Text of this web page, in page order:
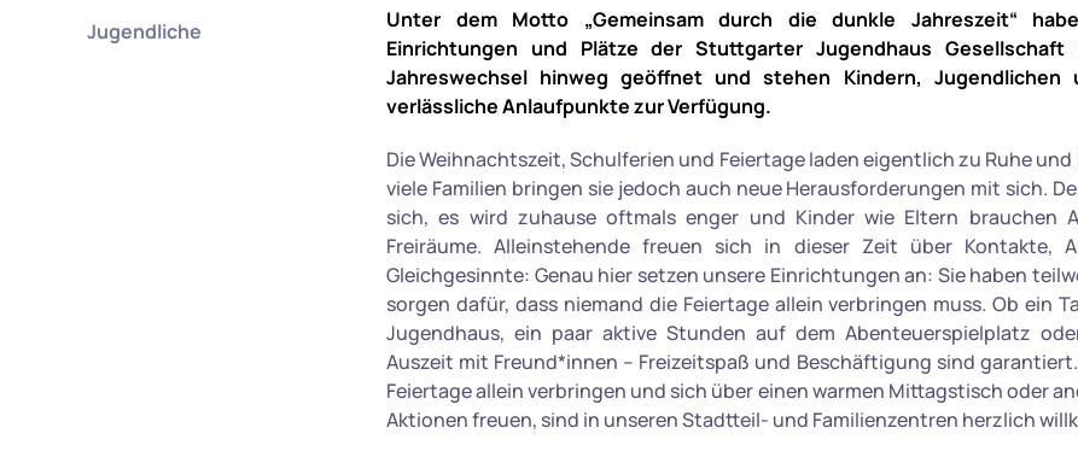
Jugendliche
Unter dem Motto „Gemeinsam durch die dunkle Jahreszeit“
Einrichtungen und Plätze der Stuttgarter Jugendhaus
Jahreswechsel hinweg geöffnet und stehen Kindern, Jugendlichen
verlässliche Anlaufpunkte zur Verfügung.
Die Weihnachtszeit, Schulferien und Feiertage laden eigentlich zu Ruhe
viele Familien bringen sie jedoch auch neue Herausforderungen mit sich.
sich, es wird zuhause oftmals enger und Kinder wie Eltern brauchen
Freiräume. Alleinstehende freuen sich in dieser Zeit über Kontakte,
Gleichgesinnte: Genau hier setzen unsere Einrichtungen an: Sie haben
sorgen dafür, dass niemand die Feiertage allein verbringen muss. Ob ein
Jugendhaus, ein paar aktive Stunden auf dem Abenteuerspielplatz
Auszeit mit Freund*innen – Freizeitspaß und Beschäftigung sind
Feiertage allein verbringen und sich über einen warmen Mittagstisch oder
Aktionen freuen, sind in unseren Stadtteil- und Familienzentren herzlich